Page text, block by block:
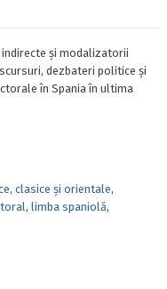
și modalizatorii
dezbateri politice și
în Spania în ultima
clasice și orientale,
, limba spaniolă,